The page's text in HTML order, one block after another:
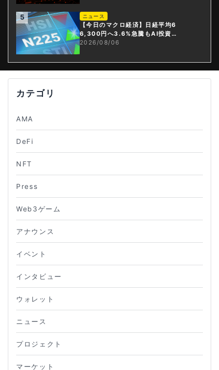
5 ニュース
【今日のマクロ経済】日経平均6
6,300円へ3.6%急騰もAI投資回
収懸念が再燃
2026/08/06
カテゴリ
AMA
DeFi
NFT
Press
Web3ゲーム
アナウンス
イベント
インタビュー
ウォレット
ニュース
プロジェクト
マーケット